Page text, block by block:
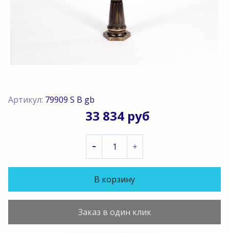
Артикул: 79909 S B gb
33 834 руб
В корзину
Заказ в один клик